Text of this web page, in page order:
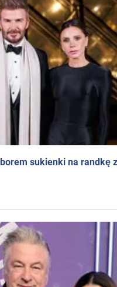
sukienki na randkę